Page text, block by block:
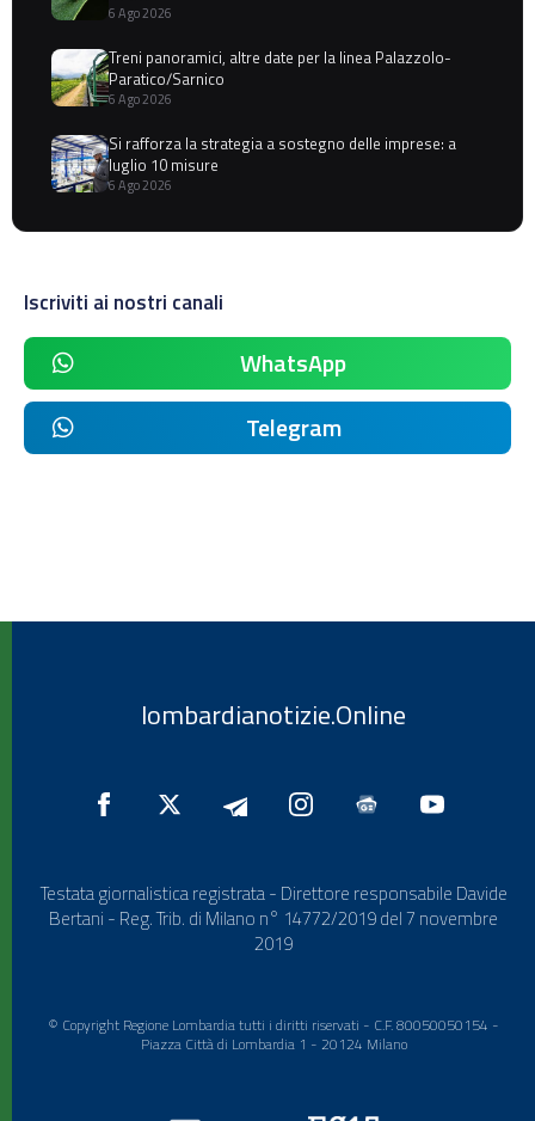
6 Ago 2026
Treni panoramici, altre date per la linea Palazzolo-
Paratico/Sarnico
6 Ago 2026
Si rafforza la strategia a sostegno delle imprese: a
luglio 10 misure
6 Ago 2026
Iscriviti ai nostri canali
WhatsApp
Telegram
lombardianotizie.Online
Testata giornalistica registrata - Direttore responsabile Davide
Bertani - Reg. Trib. di Milano n° 14772/2019 del 7 novembre
2019
© Copyright Regione Lombardia tutti i diritti riservati - C.F. 80050050154 -
Piazza Città di Lombardia 1 - 20124 Milano